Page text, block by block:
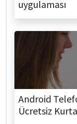
uygulaması
Android
Ücretsiz